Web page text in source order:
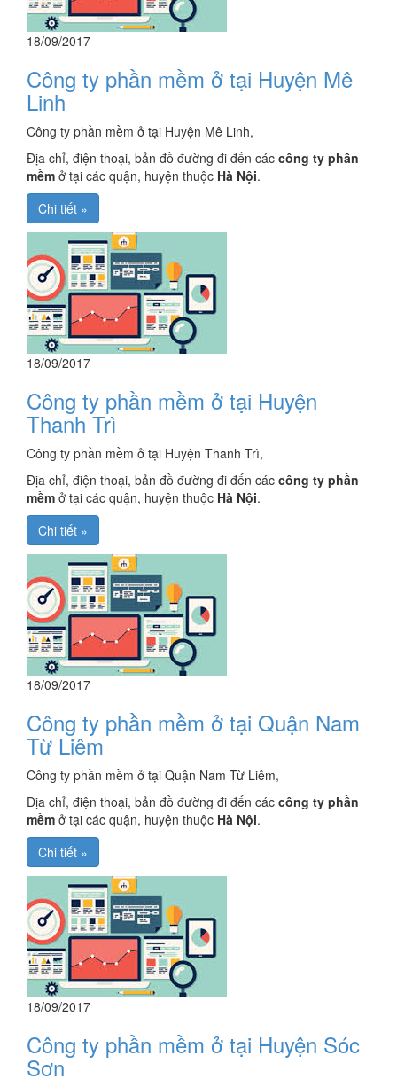
18/09/2017
Công ty phần mềm ở tại Huyện Mê
Linh
Công ty phần mềm ở tại Huyện Mê Linh,
Địa chỉ, điện thoại, bản đồ đường đi đến các công ty phần
mềm ở tại các quận, huyện thuộc Hà Nội.
Chi tiết »
18/09/2017
Công ty phần mềm ở tại Huyện
Thanh Trì
Công ty phần mềm ở tại Huyện Thanh Trì,
Địa chỉ, điện thoại, bản đồ đường đi đến các công ty phần
mềm ở tại các quận, huyện thuộc Hà Nội.
Chi tiết »
18/09/2017
Công ty phần mềm ở tại Quận Nam
Từ Liêm
Công ty phần mềm ở tại Quận Nam Từ Liêm,
Địa chỉ, điện thoại, bản đồ đường đi đến các công ty phần
mềm ở tại các quận, huyện thuộc Hà Nội.
Chi tiết »
18/09/2017
Công ty phần mềm ở tại Huyện Sóc
Sơn